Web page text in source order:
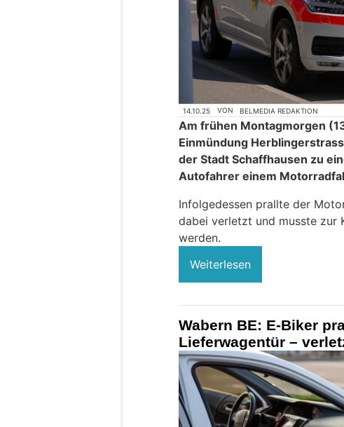
14.10.25 VON BELMEDIA REDAKTION
Am frühen Montagmorgen
Einmündung
der Stadt Schaffhausen zu
Autofahrer einem
Infolgedessen prallte der
dabei verletzt und musste zur
werden.
Weiterlesen
Wabern BE: E-Biker
Lieferwagentür –